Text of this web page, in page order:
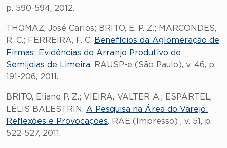
p. 590-594, 2012.
THOMAZ, José Carlos; BRITO, E. P. Z.; MARCONDES,
R. C.; FERREIRA, F. C. Benefícios da Aglomeração de
Firmas: Evidências do Arranjo Produtivo de
Semijoias de Limeira. RAUSP-e (São Paulo), v. 46, p.
191-206, 2011.
BRITO, Eliane P. Z.; VIEIRA, VALTER A.; ESPARTEL,
LÉLIS BALESTRIN. A Pesquisa na Área do Varejo:
Reflexões e Provocações. RAE (Impresso) , v. 51, p.
522-527, 2011.